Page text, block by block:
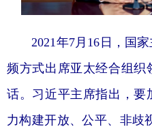
2021年7月16日，国家
频方式出席亚太经合组织
话。习近平主席指出，要
力构建开放、公平、非歧